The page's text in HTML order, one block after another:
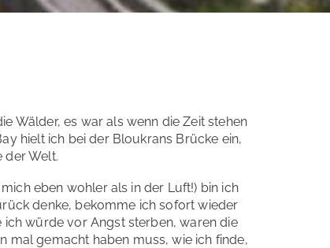
Wälder, es war als wenn die Zeit stehen
hielt ich bei der Bloukrans Brücke ein,
der Welt.
eben wohler als in der Luft!) bin ich
denke, bekomme ich sofort wieder
ich würde vor Angst sterben, waren die
mal gemacht haben muss, wie ich finde,